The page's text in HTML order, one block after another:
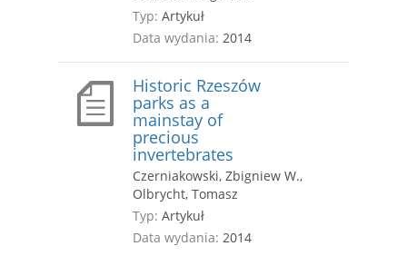
Typ: Artykuł
Data wydania: 2014
Historic Rzeszów
parks as a
mainstay of
precious
invertebrates
Czerniakowski, Zbigniew W.,
Olbrycht, Tomasz
Typ: Artykuł
Data wydania: 2014